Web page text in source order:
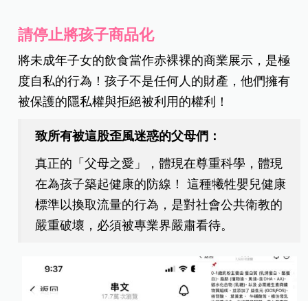
請停止將孩子商品化
將未成年子女的飲食當作赤裸裸的商業展示，是極
度自私的行為！孩子不是任何人的財產，他們擁有
被保護的隱私權與拒絕被利用的權利！
致所有被這股歪風迷惑的父母們：
真正的「父母之愛」，體現在尊重科學，體現
在為孩子築起健康的防線！ 這種犧牲嬰兒健康
標準以換取流量的行為，是對社會公共衛教的
嚴重破壞，必須被專業界嚴肅看待。